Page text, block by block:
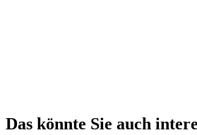
Das könnte Sie auch